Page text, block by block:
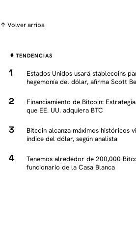
↑ Volver arriba
TENDENCIAS
Estados Unidos usará stablecoins
hegemonía del dólar, afirma Scott
Financiamiento de Bitcoin:
que EE. UU. adquiera BTC
Bitcoin alcanza máximos históricos
índice del dólar, según analista
Tenemos alrededor de 200,000
funcionario de la Casa Blanca